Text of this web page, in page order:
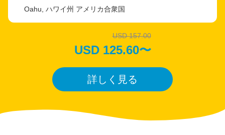
ら、苗の植え付けや収穫の工程、ハワイの農業の歴史に触れるこ
とができます。 まるで社会科見学のようなリアルな学びの時間
られない、パイナップル出荷の舞台裏。 農園に隣接する最新設備
の工場では、収穫されたばかりのパイナップルが1日に最大6万個
つ、農業と流通のしくみにも自然と理解が深まります。 🍍 搾りた
てしか味わえない、幻のパイナップルジュース。 敷地内にある
「Waialua Estate Shop」では、試食だけでなく、現地でしか味わ
とんど市場に流通しないこのジュースは、訪れた人だけの特権で
Oahu, ハワイ州 アメリカ合衆国
詳しく見る
USD 157.00
USD 125.60〜